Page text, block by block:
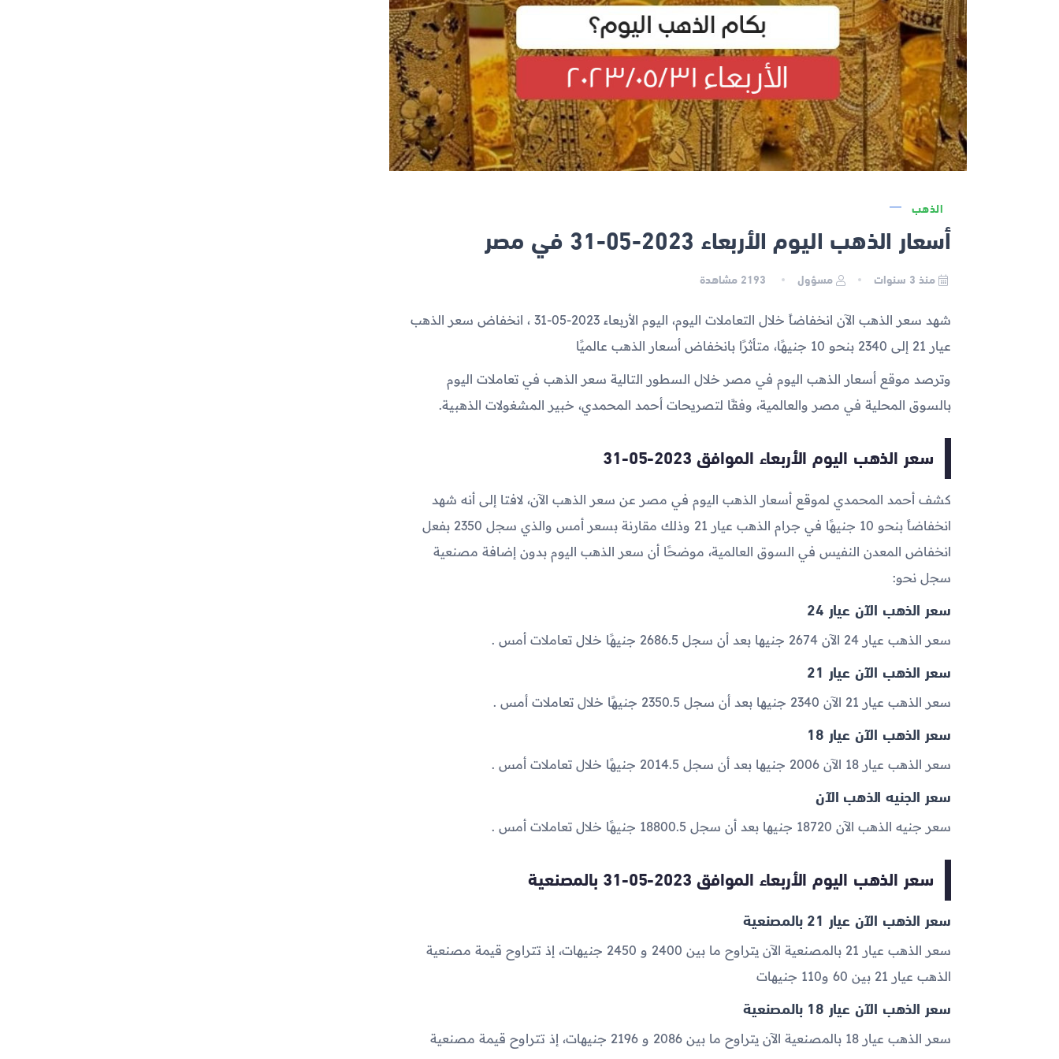
الذهب
أسعار الذهب اليوم الأربعاء 2023-05-31 في مصر
منذ 3 سنوات مسؤول مشاهدة
شهد سعر الذهب الآن انخفاضاً خلال التعاملات اليوم، اليوم الأربعاء 2023-05-31 ، انخفاض سعر الذهب
عيار 21 إلى 2340 بنحو 10 جنيهًا، متأثرًا بانخفاض أسعار الذهب عالميًا
وترصد موقع أسعار الذهب اليوم في مصر خلال السطور التالية سعر الذهب في تعاملات اليوم
بالسوق المحلية في مصر والعالمية، وفقًا لتصريحات أحمد المحمدي، خبير المشغولات الذهبية.
سعر الذهب اليوم الأربعاء الموافق 2023-05-31
كشف أحمد المحمدي لموقع أسعار الذهب اليوم في مصر عن سعر الذهب الآن، لافتا إلى أنه شهد
انخفاضاً بنحو 10 جنيهًا في جرام الذهب عيار 21 وذلك مقارنة بسعر أمس والذي سجل 2350 بفعل
انخفاض المعدن النفيس في السوق العالمية، موضحًا أن سعر الذهب اليوم بدون إضافة مصنعية
سجل نحو:
سعر الذهب الآن عيار 24
سعر الذهب عيار 24 الآن 2674 جنيها بعد أن سجل 2686.5 جنيهًا خلال تعاملات أمس .
سعر الذهب الآن عيار 21
سعر الذهب عيار 21 الآن 2340 جنيها بعد أن سجل 2350.5 جنيهًا خلال تعاملات أمس .
سعر الذهب الآن عيار 18
سعر الذهب عيار 18 الآن 2006 جنيها بعد أن سجل 2014.5 جنيهًا خلال تعاملات أمس .
سعر الجنيه الذهب الآن
سعر جنيه الذهب الآن 18720 جنيها بعد أن سجل 18800.5 جنيهًا خلال تعاملات أمس .
سعر الذهب اليوم الأربعاء الموافق 2023-05-31 بالمصنعية
سعر الذهب الآن عيار 21 بالمصنعية
سعر الذهب عيار 21 بالمصنعية الآن يتراوح ما بين 2400 و 2450 جنيهات، إذ تتراوح قيمة مصنعية
الذهب عيار 21 بين 60 و110 جنيهات
سعر الذهب الآن عيار 18 بالمصنعية
سعر الذهب عيار 18 بالمصنعية الآن يتراوح ما بين 2086 و 2196 جنيهات، إذ تتراوح قيمة مصنعية